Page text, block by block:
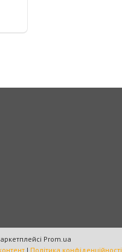
Prom.ua
| Політика конфіденційності